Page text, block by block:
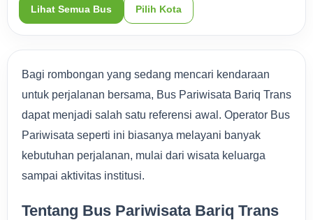
Lihat Semua Bus Pilih Kota
Bagi rombongan yang sedang mencari kendaraan
untuk perjalanan bersama, Bus Pariwisata Bariq Trans
dapat menjadi salah satu referensi awal. Operator Bus
Pariwisata seperti ini biasanya melayani banyak
kebutuhan perjalanan, mulai dari wisata keluarga
sampai aktivitas institusi.
Tentang Bus Pariwisata Bariq Trans